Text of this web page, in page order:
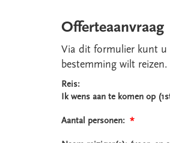
Offerteaanvraag
Via dit formulier kunt u
bestemming wilt
Reis:
Ik wens aan te komen op
Aantal personen: *